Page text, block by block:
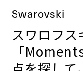
Swarovski
スワロフ
「